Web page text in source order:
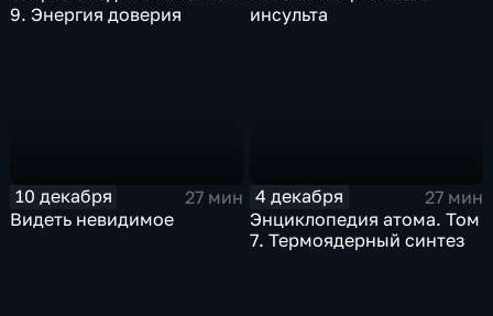
9. Энергия доверия
инсульта
10 декабря
27 мин
Видеть невидимое
4 декабря
27 мин
Энциклопедия атома. Том
7. Термоядерный синтез